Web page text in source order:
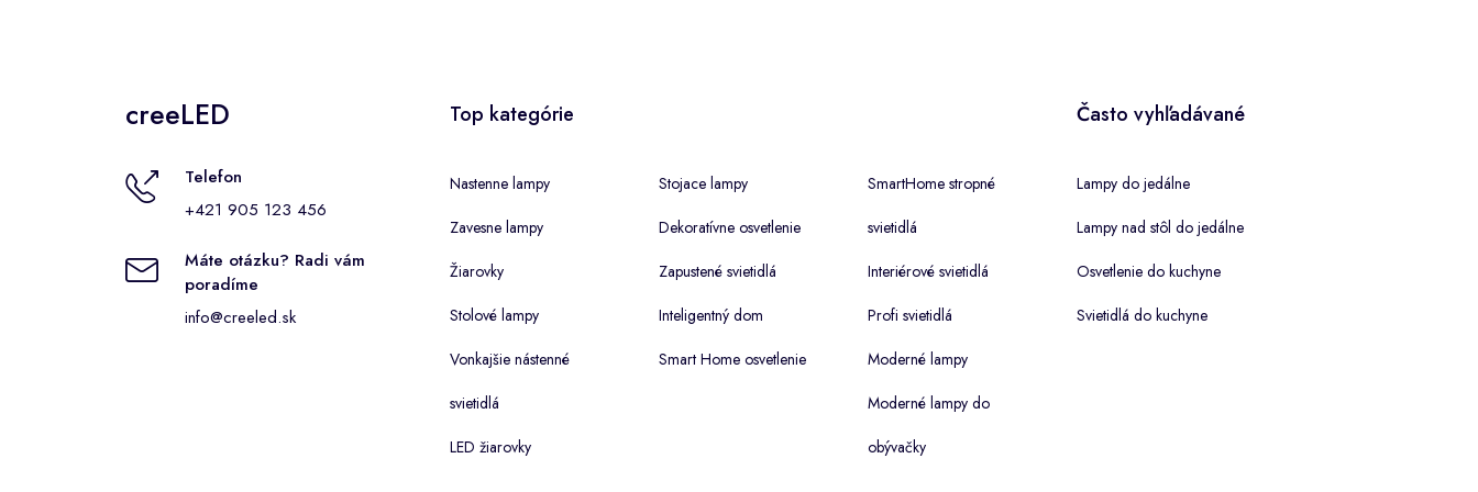
creeLED
Telefon
+421 905 123 456
Máte otázku? Radi vám
poradíme
info@creeled.sk
Top kategórie
Nastenne lampy
Zavesne lampy
Žiarovky
Stolové lampy
Vonkajšie nástenné
svietidlá
LED žiarovky
Stojace lampy
Dekoratívne osvetlenie
Zapustené svietidlá
Inteligentný dom
Smart Home osvetlenie
SmartHome stropné
svietidlá
Interiérové svietidlá
Profi svietidlá
Moderné lampy
Moderné lampy do
obývačky
Často vyhľadávané
Lampy do jedálne
Lampy nad stôl do jedálne
Osvetlenie do kuchyne
Svietidlá do kuchyne